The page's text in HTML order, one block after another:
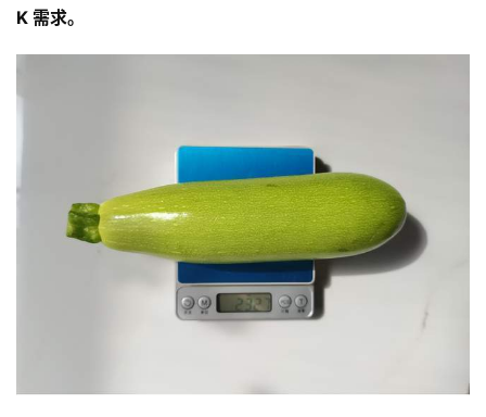
K 需求。